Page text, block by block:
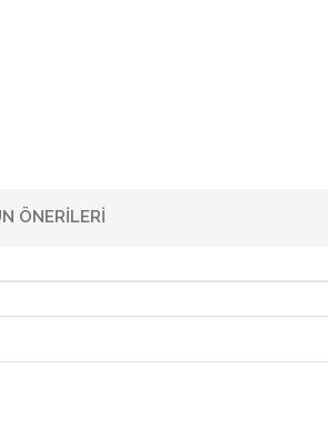
ÖNERILERI